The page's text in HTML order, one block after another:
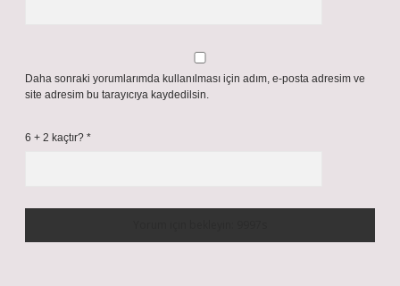
Daha sonraki yorumlarımda kullanılması için adım, e-posta adresim ve
site adresim bu tarayıcıya kaydedilsin.
6 + 2 kaçtır? *